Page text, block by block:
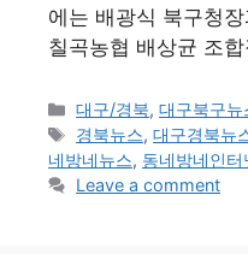
에는 배광식 북구청
칠곡농협 배상균 조
Categories
대구/경북,대구북구뉴
Tags
경북뉴스,대구경북뉴
네방네뉴스, 동네방네인터
Leave a comment